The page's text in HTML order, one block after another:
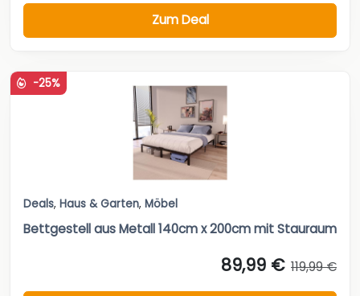
Zum Deal
-25%
Deals, Haus & Garten, Möbel
Bettgestell aus Metall 140cm x 200cm mit Stauraum
89,99 € 119,99 €